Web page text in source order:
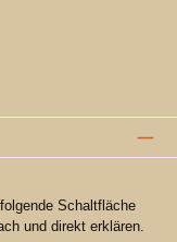
Schaltfläche
und direkt erklären.